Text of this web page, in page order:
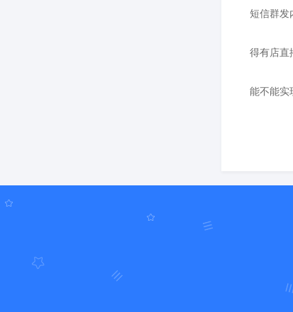
短信群发
得有店直
能不能实